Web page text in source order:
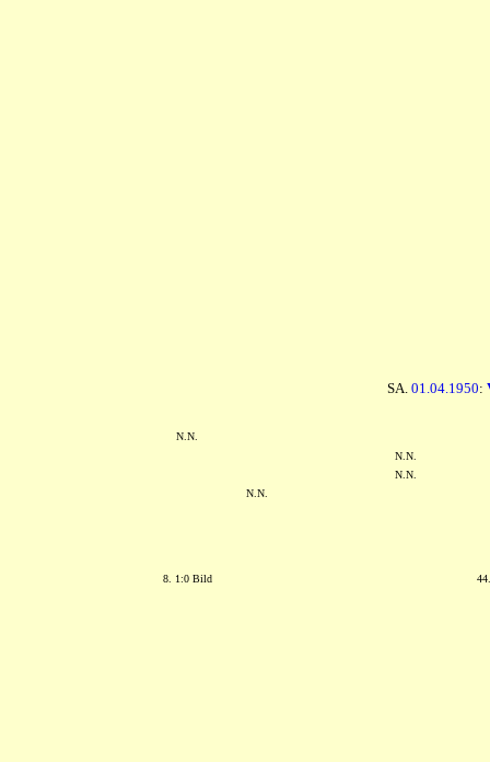
SA. 01.04.1950:
N.N.
N.N.
N.N.
N.N.
8. 1:0 Bild